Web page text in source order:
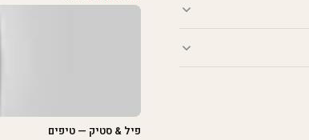
פיל & סטיק — טיפים